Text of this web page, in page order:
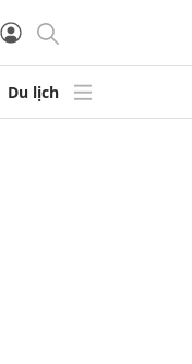
Du lịch